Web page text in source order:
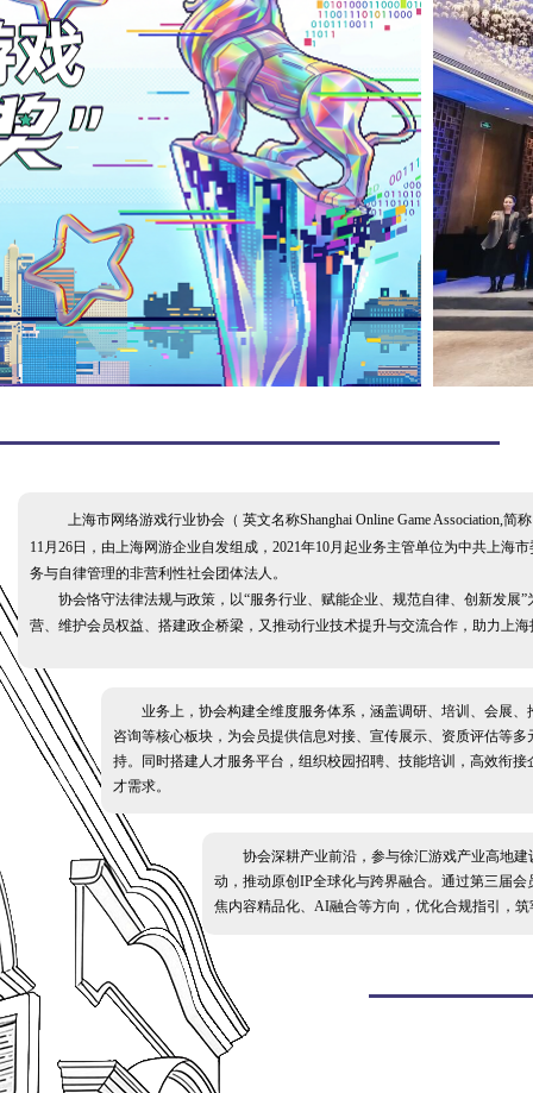
上海市网络游戏行业协会（ 英文名称Shanghai Online Game Association,简
11月26日，由上海网游企业自发组成，2021年10月起业务主管单位为中共上海
务与自律管理的非营利性社会团体法人。
协会恪守法律法规与政策，以“服务行业、赋能企业、规范自律、创新发展”
营、维护会员权益、搭建政企桥梁，又推动行业技术提升与交流合作，助力上
业务上，协会构建全维度服务体系，涵盖调研、培训、会展、
咨询等核心板块，为会员提供信息对接、宣传展示、资质评估等多
持。同时搭建人才服务平台，组织校园招聘、技能培训，高效衔接
才需求。
协会深耕产业前沿，参与徐汇游戏产业高地建
动，推动原创IP全球化与跨界融合。通过第三届
焦内容精品化、AI融合等方向，优化合规指引，